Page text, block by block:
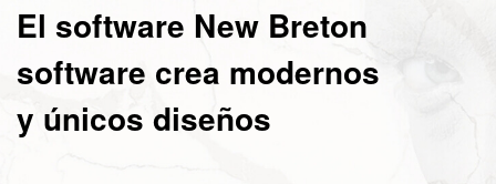
El software New Breton
software crea modernos
y únicos diseños